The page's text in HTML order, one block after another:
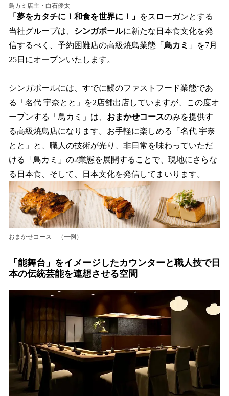
鳥カミ店主・白石優太
「夢をカタチに！和食を世界に！」 をスローガンとする
当社グループは、 シンガポールに新たな日本食文化を発
信するべく、予約困難店の高級焼鳥業態「 鳥カミ 」を7月
25日にオープンいたします。
シンガポールには、すでに鰻のファストフード業態であ
る「名代 宇奈とと」を2店舗出店していますが、この度オ
ープンする「鳥カミ」は、 おまかせコースのみを提供す
る高級焼鳥店になります。お手軽に楽しめる「名代 宇奈
とと」と、職人の技術が光り、非日常を味わっていただ
ける「鳥カミ」の2業態を展開することで、現地にさらな
る日本食、そして、日本文化を発信してまいります。
おまかせコース （一例）
「能舞台」をイメージしたカウンターと職人技で日
本の伝統芸能を連想させる空間